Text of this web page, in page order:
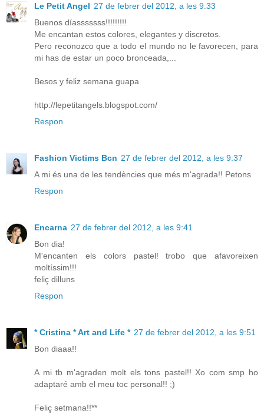
Le Petit Angel 27 de febrer del 2012, a les 9:33
Buenos díasssssss!!!!!!!!!
Me encantan estos colores, elegantes y discretos.
Pero reconozco que a todo el mundo no le favorecen, para
mi has de estar un poco bronceada,...
Besos y feliz semana guapa
http://lepetitangels.blogspot.com/
Respon
Fashion Victims Bcn 27 de febrer del 2012, a les 9:37
A mi és una de les tendències que més m'agrada!! Petons
Respon
Encarna 27 de febrer del 2012, a les 9:41
Bon dia!
M'encanten els colors pastel! trobo que afavoreixen
moltíssim!!!
feliç dilluns
Respon
* Cristina * Art and Life * 27 de febrer del 2012, a les 9:51
Bon diaaa!!
A mi tb m'agraden molt els tons pastel!! Xo com smp ho
adaptaré amb el meu toc personal!! ;)
Feliç setmana!!**